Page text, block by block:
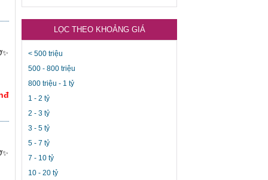
LỌC THEO KHOẢNG GIÁ
< 500 triệu
500 - 800 triệu
800 triệu - 1 tỷ
1 - 2 tỷ
2 - 3 tỷ
3 - 5 tỷ
5 - 7 tỷ
7 - 10 tỷ
10 - 20 tỷ